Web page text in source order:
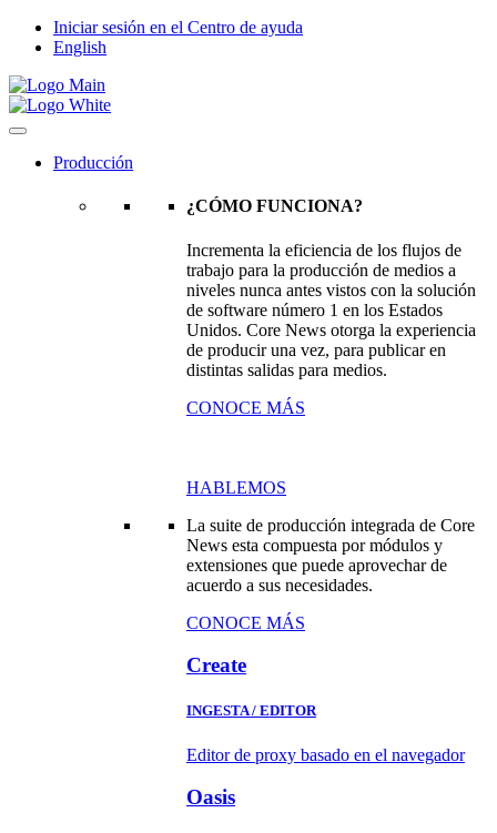
Iniciar sesión en el Centro de ayuda
English
Producción
¿CÓMO FUNCIONA?
Incrementa la eficiencia de los flujos de
trabajo para la producción de medios a
niveles nunca antes vistos con la solución
de software número 1 en los Estados
Unidos. Core News otorga la experiencia
de producir una vez, para publicar en
distintas salidas para medios.
CONOCE MÁS
HABLEMOS
La suite de producción integrada de Core
News esta compuesta por módulos y
extensiones que puede aprovechar de
acuerdo a sus necesidades.
CONOCE MÁS
Create
INGESTA / EDITOR
Editor de proxy basado en el navegador
Oasis